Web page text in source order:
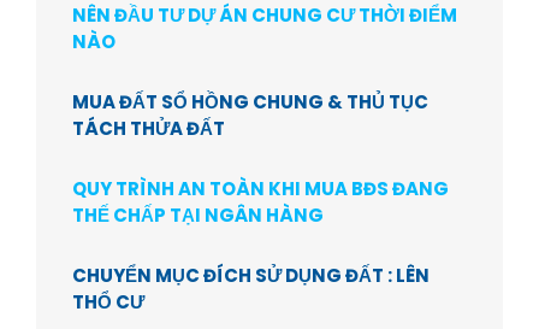
NÊN ĐẦU TƯ DỰ ÁN CHUNG CƯ THỜI ĐIỂM
NÀO
MUA ĐẤT SỔ HỒNG CHUNG & THỦ TỤC
TÁCH THỬA ĐẤT
QUY TRÌNH AN TOÀN KHI MUA BĐS ĐANG
THẾ CHẤP TẠI NGÂN HÀNG
CHUYỂN MỤC ĐÍCH SỬ DỤNG ĐẤT : LÊN
THỔ CƯ